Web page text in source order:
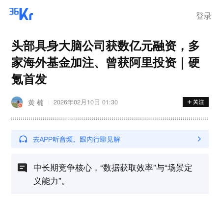
登录
头部具身大脑公司获数亿元融资，多
家海外基金加注、曾获阿里投资｜硬
氪首发
黄 楠 2026年02月10日 01:30
中长期竞争核心，“数据获取效率”与“场景定
义能力”。